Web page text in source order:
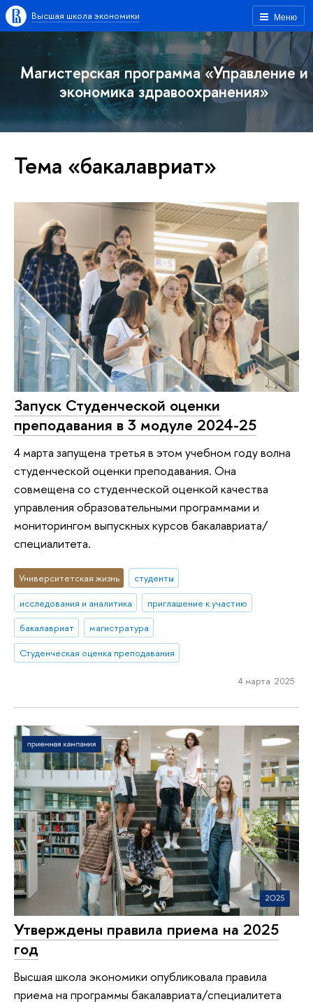
Меню
Высшая школа экономики
Магистерская программа «Управление и
экономика здравоохранения»
Тема «бакалавриат»
Запуск Студенческой оценки
преподавания в 3 модуле 2024-25
4 марта запущена третья в этом учебном году волна
студенческой оценки преподавания. Она
совмещена со студенческой оценкой качества
управления образовательными программами и
мониторингом выпускных курсов бакалавриата/
специалитета.
Университетская жизнь
студенты
исследования и аналитика
приглашение к участию
бакалавриат
магистратура
Студенческая оценка преподавания
4 марта 2025
Утверждены правила приема на 2025
год
Высшая школа экономики опубликовала правила
приема на программы бакалавриата/специалитета